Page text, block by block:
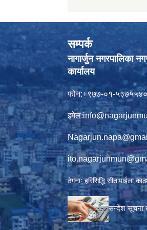
सम्पर्क
नागार्जुन नगरपालिका
कार्यालय
फोन:+९७७-०१-
इमेल:
ठेगनाः हरिसिद्धि
सन्देश सूचना